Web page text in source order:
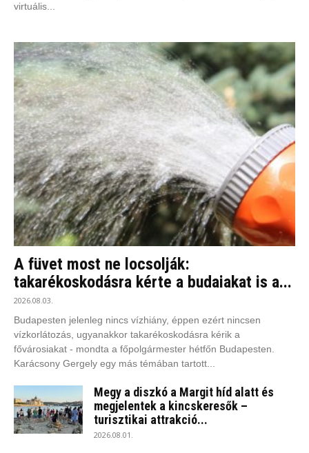
virtuális...
A füvet most ne locsolják:
takarékoskodásra kérte a budaiakat is a...
2026.08.03.
Budapesten jelenleg nincs vízhiány, éppen ezért nincsen
vízkorlátozás, ugyanakkor takarékoskodásra kérik a
fővárosiakat - mondta a főpolgármester hétfőn Budapesten.
Karácsony Gergely egy más témában tartott...
Megy a diszkó a Margit híd alatt és
megjelentek a kincskeresők –
turisztikai attrakció...
2026.08.01.